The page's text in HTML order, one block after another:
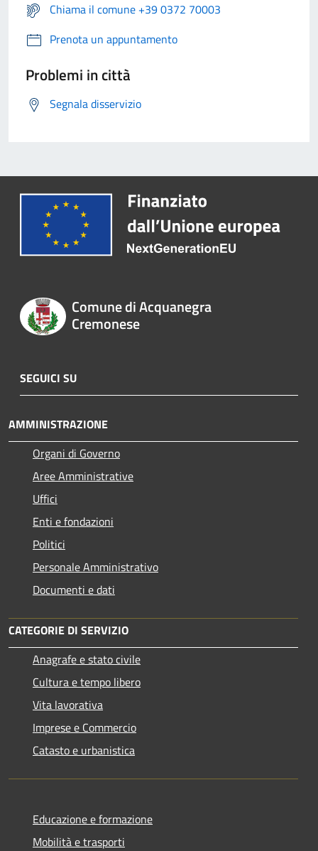
Chiama il comune +39 0372 70003
Prenota un appuntamento
Problemi in città
Segnala disservizio
Comune di Acquanegra
Cremonese
SEGUICI SU
AMMINISTRAZIONE
Organi di Governo
Aree Amministrative
Uffici
Enti e fondazioni
Politici
Personale Amministrativo
Documenti e dati
CATEGORIE DI SERVIZIO
Anagrafe e stato civile
Cultura e tempo libero
Vita lavorativa
Imprese e Commercio
Catasto e urbanistica
Educazione e formazione
Mobilità e trasporti